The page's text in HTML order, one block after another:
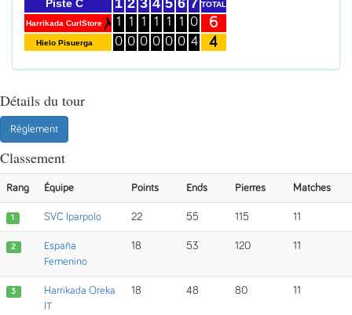
Piste C
Harrikada CurlStore
Hielo Pisuerga
1
1
0
2
1
0
3
1
0
4
1
0
5
1
0
6
1
0
7
0
4
TOTAL
6
4
Détails du tour
Règlement
Classement
Rang Équipe Points Ends Pierres Matches
1 SVC Iparpolo 22 55 115 11
2
España
Femenino
18 53 120 11
3
Harrikada Oreka
IT
18 48 80 11